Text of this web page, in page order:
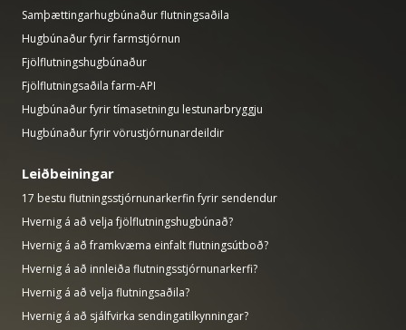
Samþættingarhugbúnaður flutningsaðila
Hugbúnaður fyrir farmstjórnun
Fjölflutningshugbúnaður
Fjölflutningsaðila farm-API
Hugbúnaður fyrir tímasetningu lestunarbryggju
Hugbúnaður fyrir vörustjórnunardeildir
Leiðbeiningar
17 bestu flutningsstjórnunarkerfin fyrir sendendur
Hvernig á að velja fjölflutningshugbúnað?
Hvernig á að framkvæma einfalt flutningsútboð?
Hvernig á að innleiða flutningsstjórnunarkerfi?
Hvernig á að velja flutningsaðila?
Hvernig á að sjálfvirka sendingatilkynningar?